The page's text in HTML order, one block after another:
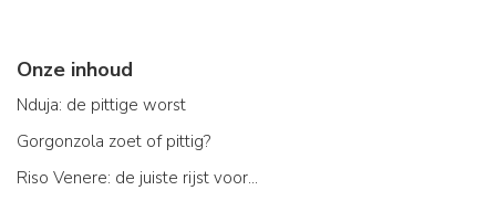
Onze inhoud
Nduja: de pittige worst
Gorgonzola zoet of pittig?
Riso Venere: de juiste rijst voor...